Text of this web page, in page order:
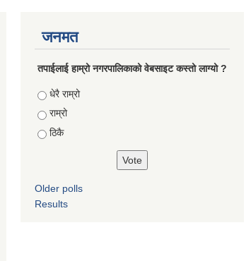
जनमत
तपाईलाई हाम्रो नगरपालिकाको वेबसाइट कस्तो लाग्यो ?
Choices
धेरै राम्रो
राम्रो
ठिकै
Older polls
Results